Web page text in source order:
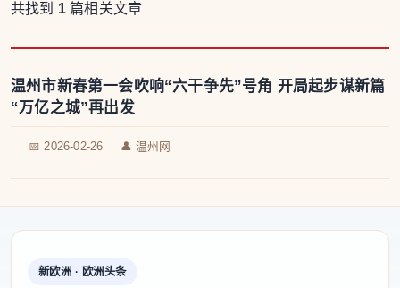
共找到 1 篇相关文章
温州市新春第一会吹响“六干争先”号角 开局起步谋新篇
“万亿之城”再出发
📅 2026-02-26 👤 温州网
新欧洲 · 欧洲头条